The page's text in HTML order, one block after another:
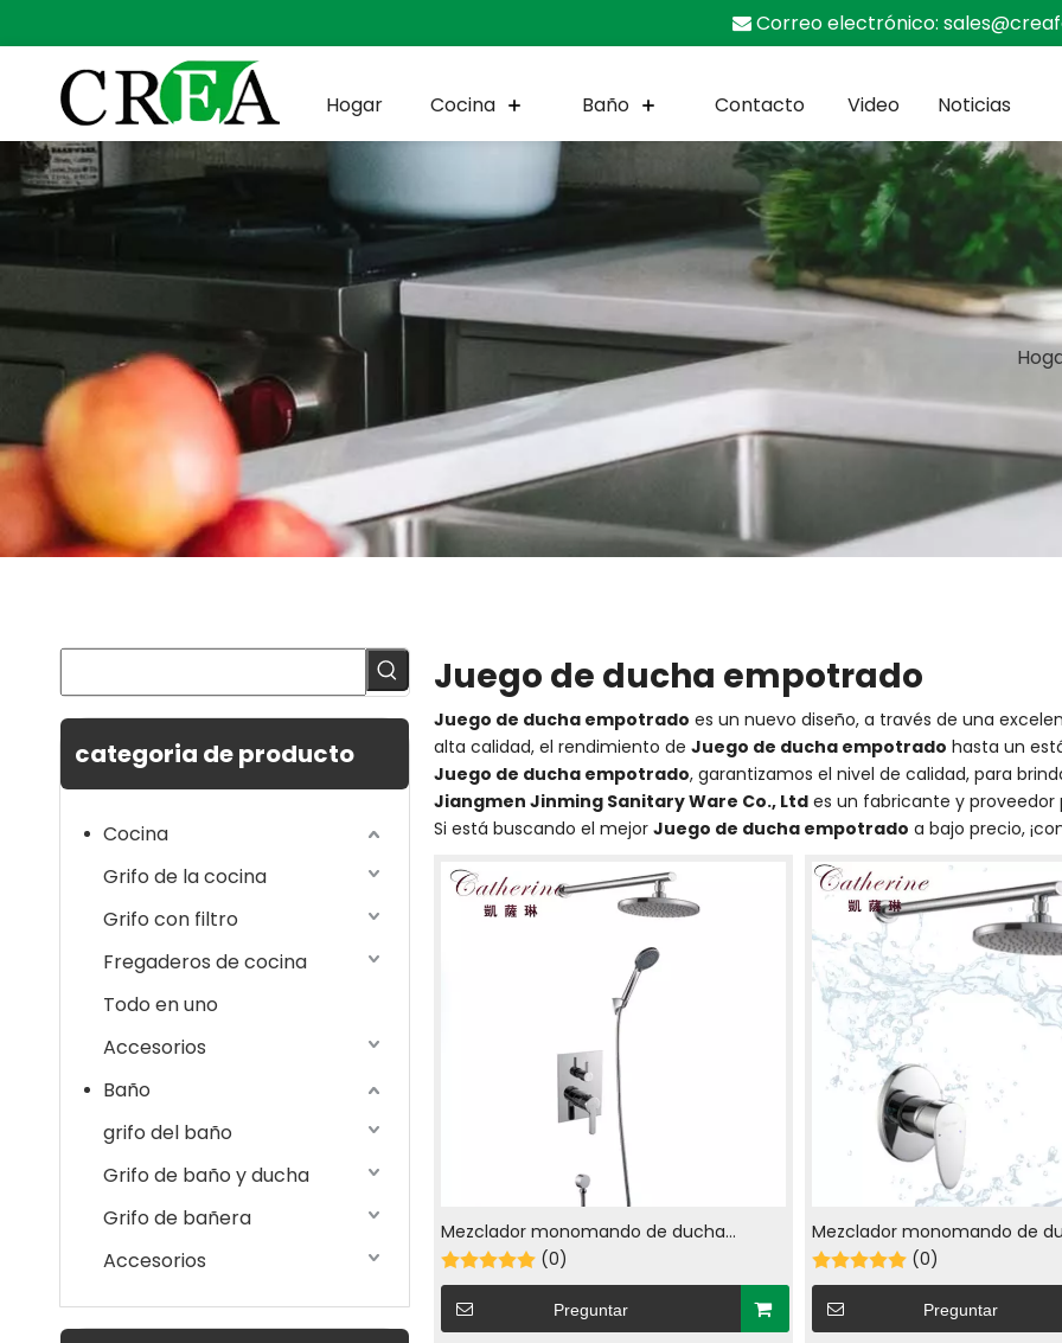
 Correo electrónico:
Hogar Cocina Baño Contacto Video Noticias
categoria de producto
Cocina
Grifo de la cocina
Grifo con filtro
Fregaderos de cocina
Todo en uno
Accesorios
Baño
grifo del baño
Grifo de baño y ducha
Grifo de bañera
Accesorios
Juego de ducha empotrado
Juego de ducha empotrado es un nuevo diseño, a través de una
alta calidad, el rendimiento de Juego de ducha empotrado hasta un
Juego de ducha empotrado, garantizamos el nivel de calidad, para
Jiangmen Jinming Sanitary Ware Co., Ltd es un fabricante y
Si está buscando el mejor Juego de ducha empotrado a bajo precio,
Mezclador monomando de ducha
empotrado de latón cromado (23806)
(0)
Preguntar
Mezclador monomando de
empotrado de latón
(0)
Preguntar